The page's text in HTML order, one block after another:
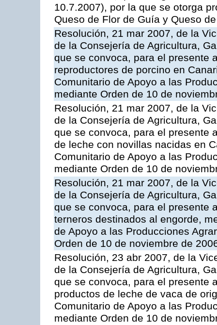
10.7.2007), por la que se otorga
Queso de Flor de Guía y Queso
Resolución, 21 mar 2007, de la
de la Consejería de Agricultura,
que se convoca, para el presente
reproductores de porcino en
Comunitario de Apoyo a las
mediante Orden de 10 de
Resolución, 21 mar 2007, de la
de la Consejería de Agricultura,
que se convoca, para el presente
de leche con novillas nacidas en
Comunitario de Apoyo a las
mediante Orden de 10 de
Resolución, 21 mar 2007, de la
de la Consejería de Agricultura,
que se convoca, para el presente
terneros destinados al engorde,
de Apoyo a las Producciones
Orden de 10 de noviembre de
Resolución, 23 abr 2007, de la
de la Consejería de Agricultura,
que se convoca, para el presente
productos de leche de vaca de
Comunitario de Apoyo a las
mediante Orden de 10 de